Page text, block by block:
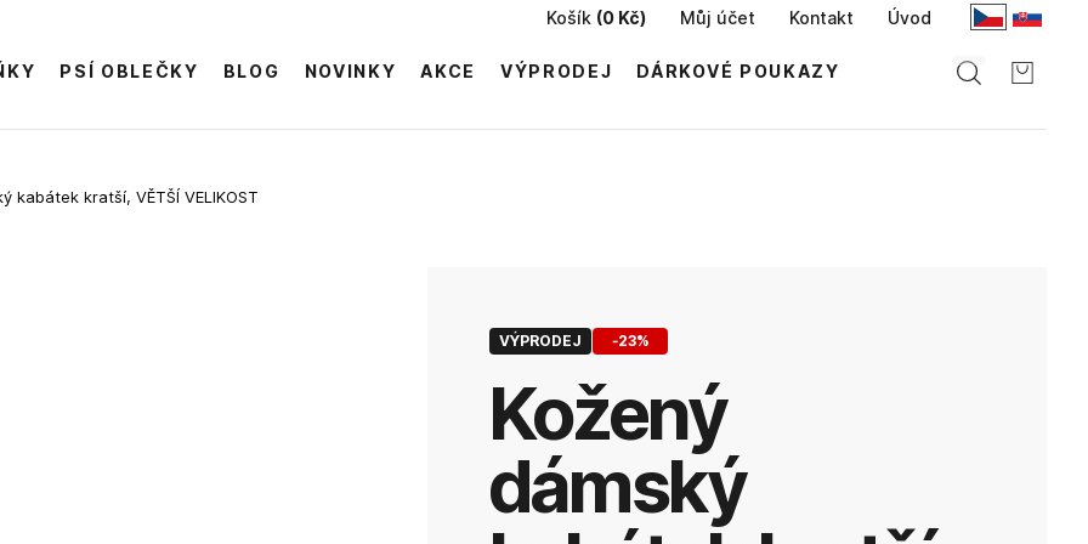
VÝPRODEJ -23%
Kožený
dámský
Úvod
Kontakt
Můj účet
Košík (0 Kč)
kabátek kratší, VĚTŠÍ VELIKOST
PSÍ OBLEČKY BLOG NOVINKY AKCE VÝPRODEJ DÁRKOVÉ POUKAZY